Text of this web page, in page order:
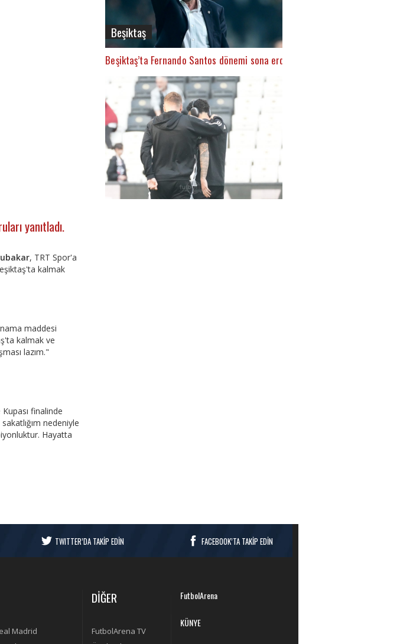
yanıtladı.
, TRT Spor'a
kalmak
maddesi
kalmak ve
lazım."
finalinde
nedeniyle
Hayatta
Beşiktaş
Beşiktaş’ta Fernando Santos dönemi sona erdi
TWITTER’DA TAKİP EDİN FACEBOOK’TA TAKİP EDİN
Madrid
DİĞER
FutbolArena TV
FutbolArena
KÜNYE